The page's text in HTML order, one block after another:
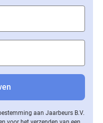
aan Jaarbeurs B.V.